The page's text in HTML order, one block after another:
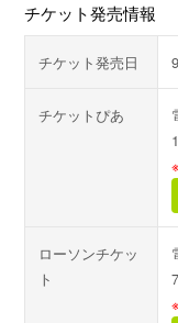
チケット発売情報
チケット発売日
チケットぴあ
1
ローソンチケッ
ト
7